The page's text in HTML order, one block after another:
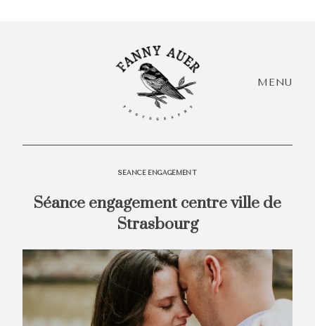
MENU
SÉANCE ENGAGEMENT
Séance engagement centre ville de
Strasbourg
HEY,
I’m a trend
+ Infos
+ Portfolio
+ Blog